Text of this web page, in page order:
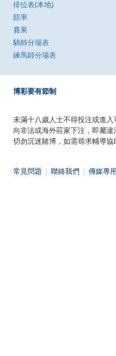
排位表(本地)
賠率
賽果
騎師分場表
練馬師分場表
博彩要有節制
未滿十八歲人士不得投注或進入
向非法或海外莊家下注，即屬違
切勿沉迷賭博，如需尋求輔導協
常見問題 聯絡我們 傳媒專